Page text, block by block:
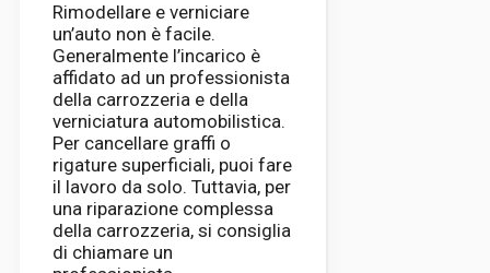
Rimodellare e verniciare
un’auto non è facile.
Generalmente l’incarico è
affidato ad un professionista
della carrozzeria e della
verniciatura automobilistica.
Per cancellare graffi o
rigature superficiali, puoi fare
il lavoro da solo. Tuttavia, per
una riparazione complessa
della carrozzeria, si consiglia
di chiamare un